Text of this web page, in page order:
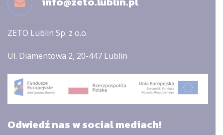
ZETO Lublin Sp. z o.o.
Ul. Diamentowa 2, 20-447 Lublin
Odwiedź nas w social mediach!